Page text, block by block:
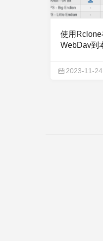
使用
WebDav到
2023-11-24